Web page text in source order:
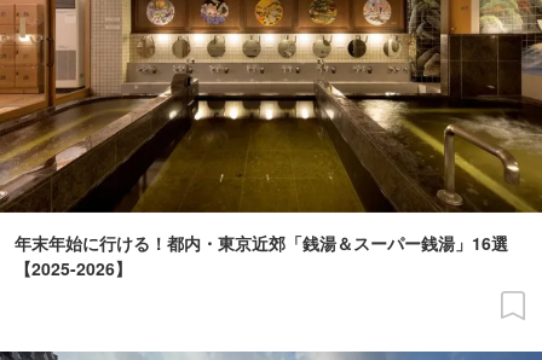
年末年始に行ける！都内・東京近郊「銭湯＆スーパー銭湯」16選
【2025-2026】